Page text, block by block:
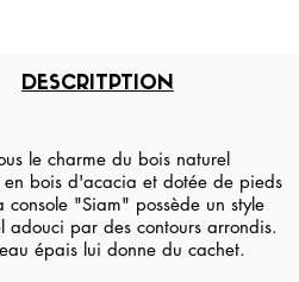
DESCRITPTION
le charme du bois naturel
en bois d'acacia et dotée de pieds
console "Siam" possède un style
adouci par des contours arrondis.
épais lui donne du cachet.